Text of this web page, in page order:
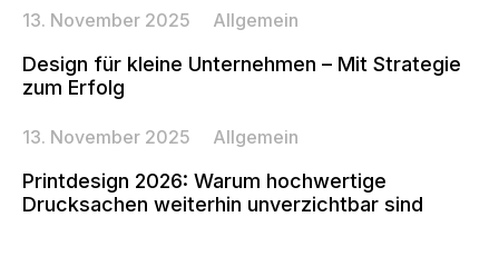
13. November 2025 Allgemein
Design für kleine Unternehmen – Mit Strategie
zum Erfolg
13. November 2025 Allgemein
Printdesign 2026: Warum hochwertige
Drucksachen weiterhin unverzichtbar sind